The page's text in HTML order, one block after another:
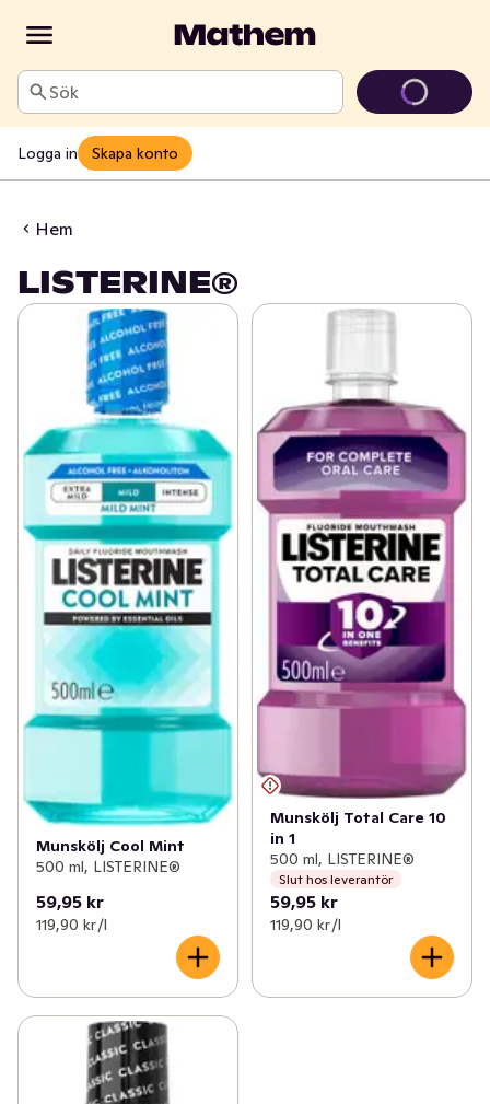
Sök
Logga in Skapa konto
Hem
LISTERINE®
Munskölj Cool Mint
500 ml, LISTERINE®
59,95 kr
119,90 kr /l
Munskölj Total Care 10
in 1
500 ml, LISTERINE®
Slut hos leverantör
59,95 kr
119,90 kr /l